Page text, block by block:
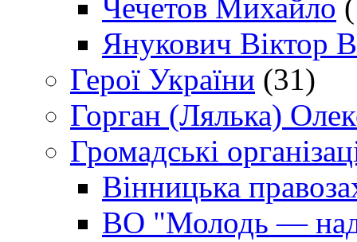
Чечетов Михайло
Янукович Віктор
Герої України (31)
Горган (Лялька)
Громадські
Вінницька
ВО "Молодь —